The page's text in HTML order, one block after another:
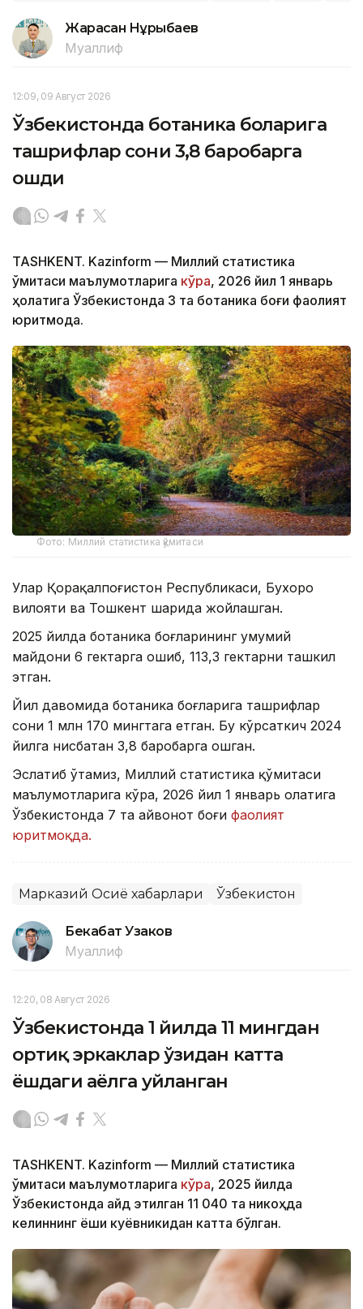
Жарасқан Нұрыбаев
Муаллиф
12:09, 09 Август 2026
Ўзбекистонда ботаника боғларига
ташрифлар сони 3,8 баробарга
ошди
TASHKENT. Kazinform — Миллий статистика
қўмитаси маълумотларига кўра, 2026 йил 1 январь
ҳолатига Ўзбекистонда 3 та ботаника боғи фаолият
юритмоқда.
Фото: Миллий статистика қўмитаси
Улар Қорақалпоғистон Республикаси, Бухоро
вилояти ва Тошкент шаҳрида жойлашган.
2025 йилда ботаника боғларининг умумий
майдони 6 гектарга ошиб, 113,3 гектарни ташкил
этган.
Йил давомида ботаника боғларига ташрифлар
сони 1 млн 170 мингтага етган. Бу кўрсаткич 2024
йилга нисбатан 3,8 баробарга ошган.
Эслатиб ўтамиз, Миллий статистика қўмитаси
маълумотларига кўра, 2026 йил 1 январь ҳолатига
Ўзбекистонда 7 та ҳайвонот боғи фаолият
юритмоқда.
Марказий Осиё хабарлари Ўзбекистон
Бекабат Узаков
Муаллиф
12:20, 08 Август 2026
Ўзбекистонда 1 йилда 11 мингдан
ортиқ эркаклар ўзидан катта
ёшдаги аёлга уйланган
TASHKENT. Kazinform — Миллий статистика
қўмитаси маълумотларига кўра, 2025 йилда
Ўзбекистонда қайд этилган 11 040 та никоҳда
келиннинг ёши куёвникидан катта бўлган.